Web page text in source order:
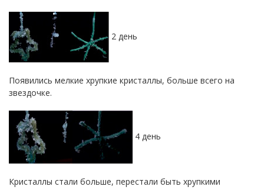
2 день
Появились мелкие хрупкие кристаллы, больше всего на
звездочке.
4 день
Кристаллы стали больше, перестали быть хрупкими